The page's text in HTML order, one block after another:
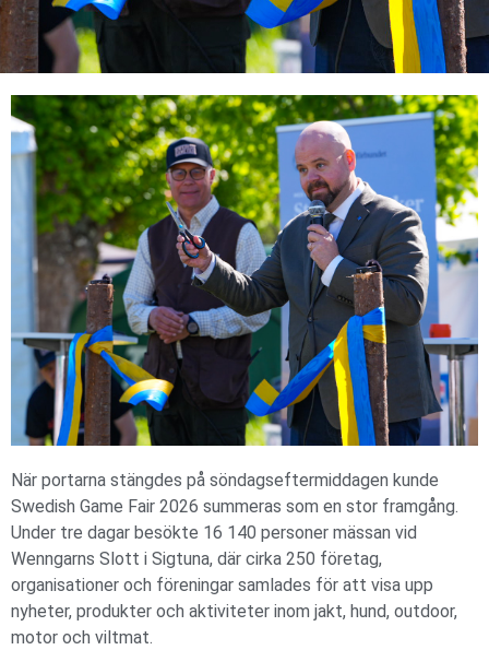
När portarna stängdes på söndagseftermiddagen kunde
Swedish Game Fair 2026 summeras som en stor framgång.
Under tre dagar besökte 16 140 personer mässan vid
Wenngarns Slott i Sigtuna, där cirka 250 företag,
organisationer och föreningar samlades för att visa upp
nyheter, produkter och aktiviteter inom jakt, hund, outdoor,
motor och viltmat.